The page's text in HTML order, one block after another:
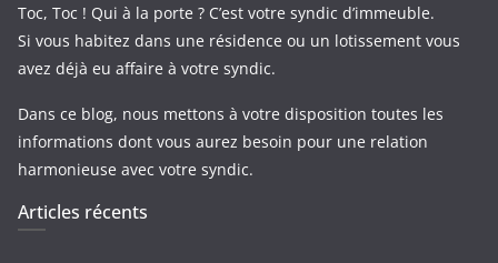
Toc, Toc ! Qui à la porte ? C’est votre syndic d’immeuble.
Si vous habitez dans une résidence ou un lotissement vous
avez déjà eu affaire à votre syndic.
Dans ce blog, nous mettons à votre disposition toutes les
informations dont vous aurez besoin pour une relation
harmonieuse avec votre syndic.
Articles récents